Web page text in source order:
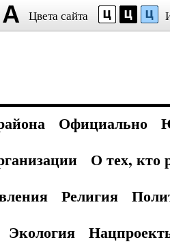
Цвета сайта
Официально
О тех, кто
Религия
Экология